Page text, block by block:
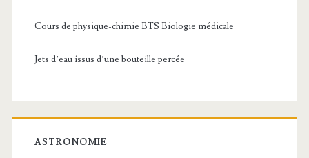
Cours de physique-chimie BTS Biologie médicale
Jets d’eau issus d’une bouteille percée
ASTRONOMIE